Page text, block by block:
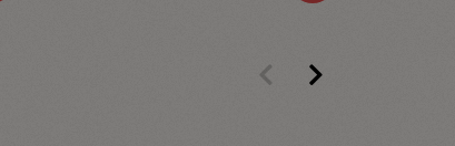
Previous Next